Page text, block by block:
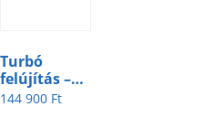
Turbó
felújítás –
349-4-8
144 900 Ft